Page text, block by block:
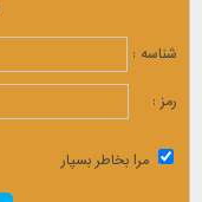
شناسه :
رمز :
مرا بخاطر بسپار